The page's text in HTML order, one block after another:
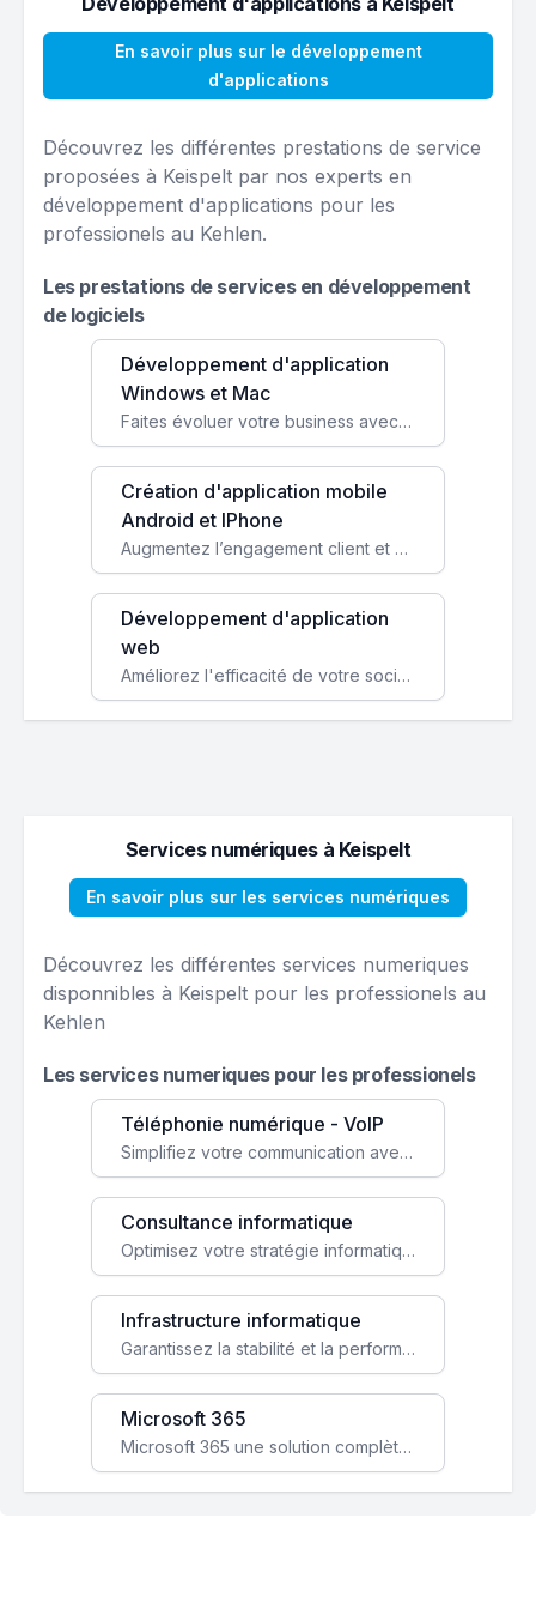
En savoir plus sur le développement
d'applications
Découvrez les différentes prestations de service
proposées à Keispelt par nos experts en
développement d'applications pour les
professionels au Kehlen.
Les prestations de services en développement
de logiciels
Développement d'application
Windows et Mac
Faites évoluer votre business avec des solutions logicielles personnalisées, parfaitement adaptées à vos besoins spécifiques.
Création d'application mobile
Android et IPhone
Augmentez l’engagement client et simplifiez vos processus avec une application mobile sur mesure, disponible sur iOS et Android.
Développement d'application
web
Améliorez l'efficacité de votre société avec une application web personnalisée accessible partout et tout le temps.
Services numériques à Keispelt
En savoir plus sur les services numériques
Découvrez les différentes services numeriques
disponnibles à Keispelt pour les professionels au
Kehlen
Les services numeriques pour les professionels
Téléphonie numérique - VoIP
Simplifiez votre communication avec une solution VoIP flexible, économique et adaptée à vos besoins professionnels.
Consultance informatique
Optimisez votre stratégie informatique avec l'expertise de nos consultants pour améliorer votre efficacité et sécurité.
Infrastructure informatique
Garantissez la stabilité et la performance de votre entreprise avec une infrastructure IT sécurisée et évolutive.
Microsoft 365
Microsoft 365 une solution complète qui booste votre productivité, renforce la sécurité de vos données et facilite la collaboration.